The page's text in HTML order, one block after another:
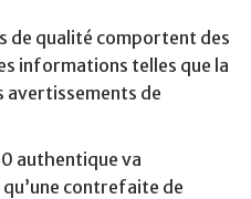
de qualité comportent des
informations telles que la
avertissements de
authentique va
contrefaite de